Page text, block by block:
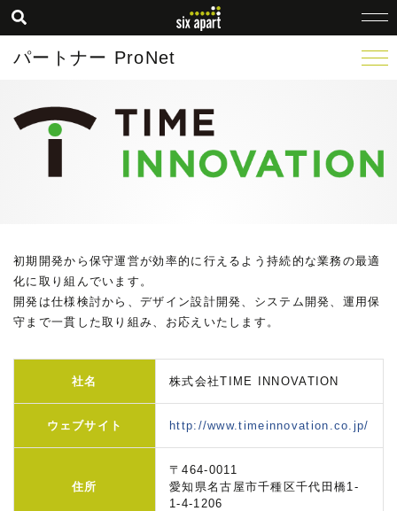
パートナー ProNet
初期開発から保守運営が効率的に行えるよう持続的な業務の最適
化に取り組んでいます。
開発は仕様検討から、デザイン設計開発、システム開発、運用保
守まで一貫した取り組み、お応えいたします。
社名 株式会社TIME INNOVATION
ウェブサイト http://www.timeinnovation.co.jp/
住所
〒464-0011
愛知県名古屋市千種区千代田橋1-
1-4-1206